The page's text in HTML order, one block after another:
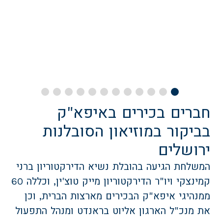
חברים בכירים באיפא"ק
בביקור במוזיאון הסובלנות
ירושלים
המשלחת הגיעה בהובלת נשיא הדירקטוריון ברני
קמינצקי ויו"ר הדירקטוריון מייק טוצ'ין, וכללה 60
ממנהיגי איפא"ק הבכירים מארצות הברית, וכן
את מנכ"ל הארגון אליוט בראנדט ומנהל התפעול